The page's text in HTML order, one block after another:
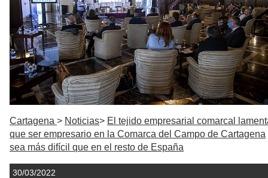
Cartagena Noticias
El tejido empresarial comarcal
que ser empresario en la Comarca del Campo de Cartagena
sea más difícil que en el resto de España
30/03/2022